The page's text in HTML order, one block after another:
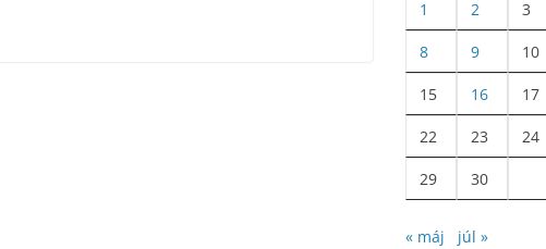
1 2 3
8 9 10
15 16 17
22 23 24
29 30
« máj júl »